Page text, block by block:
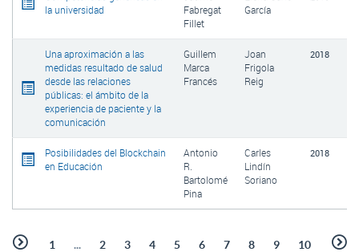
la universidad
Fabregat
Fillet
García
Una aproximación a las
medidas resultado de salud
desde las relaciones
públicas: el ámbito de la
experiencia de paciente y la
comunicación
Guillem
Marca
Francés
Joan
Frigola
Reig
2018
Posibilidades del Blockchain
en Educación
Antonio
R.
Bartolomé
Pina
Carles
Lindín
Soriano
2018
1 ... 2 3 4 5 6 7 8 9
10